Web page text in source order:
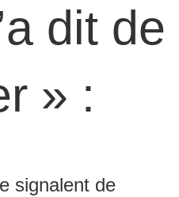
dit de
» :
signalent de